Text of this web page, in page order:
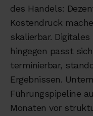
des Handels:
Kostendruck
skalierbar.
hingegen passt
terminierbar,
Ergebnissen.
Führungspipeline
Monaten vor